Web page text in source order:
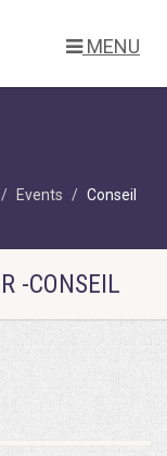
MENU
Events Conseil
-CONSEIL